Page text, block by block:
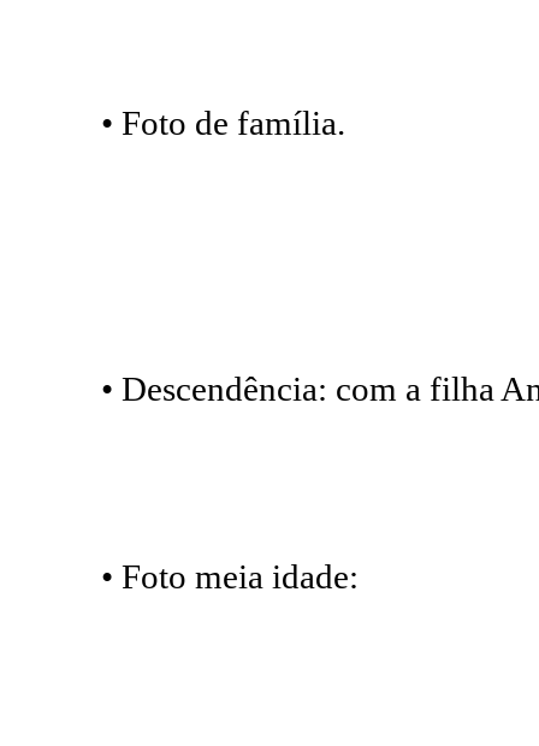
• Foto de família.
• Descendência: com a filha
• Foto meia idade: